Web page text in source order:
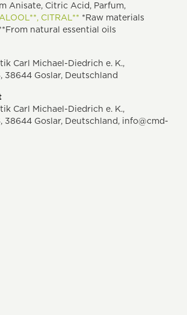
Anisate, Citric Acid, Parfum,
CITRAL** *Raw materials
natural essential oils
Carl Michael-Diedrich e. K.,
Goslar, Deutschland
Carl Michael-Diedrich e. K.,
Goslar, Deutschland, info@cmd-